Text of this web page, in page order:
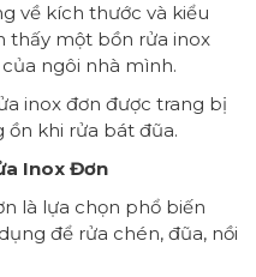
về kích thước và kiểu
thấy một bồn rửa inox
ngôi nhà mình.
inox đơn được trang bị
ồn khi rửa bát đũa.
Inox Đơn
là lựa chọn phổ biến
để rửa chén, đũa, nồi